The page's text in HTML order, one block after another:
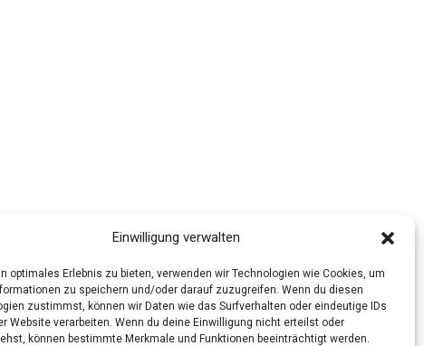
Einwilligung verwalten
optimales Erlebnis zu bieten, verwenden wir Technologien wie Cookies, um
zu speichern und/oder darauf zuzugreifen. Wenn du diesen
zustimmst, können wir Daten wie das Surfverhalten oder eindeutige IDs
Website verarbeiten. Wenn du deine Einwilligung nicht erteilst oder
können bestimmte Merkmale und Funktionen beeinträchtigt werden.